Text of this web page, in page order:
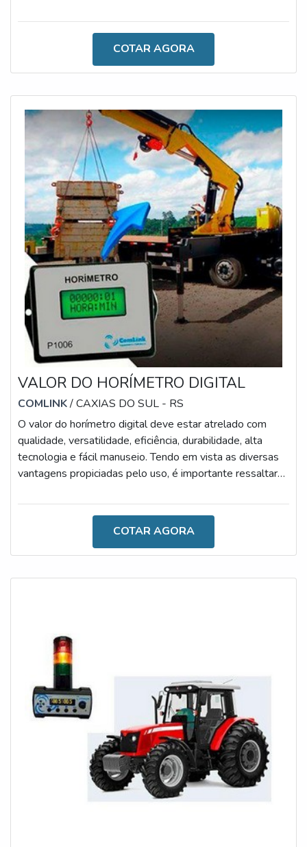
e operadores. Por isso, o inclinômetro para caminhão
CARACTERÍSTICAS TÉCNICAS DO PRODUTO As
principais causas de tombamentos de basculantes são
com
COTAR AGORA
VALOR DO HORÍMETRO DIGITAL
COMLINK/ CAXIAS DO SUL - RS
O valor do horímetro digital deve estar atrelado com
qualidade, versatilidade, eficiência, durabilidade, alta
tecnologia e fácil manuseio. Tendo em vista as diversas
vantagens propiciadas pelo uso, é importante ressaltar
entre custo e benefício.Dessa forma, empresas que
e descarga, entre outros procedimentos, irão fazer um
excelente investimento, uma vez que o uso do aparato
COTAR AGORA